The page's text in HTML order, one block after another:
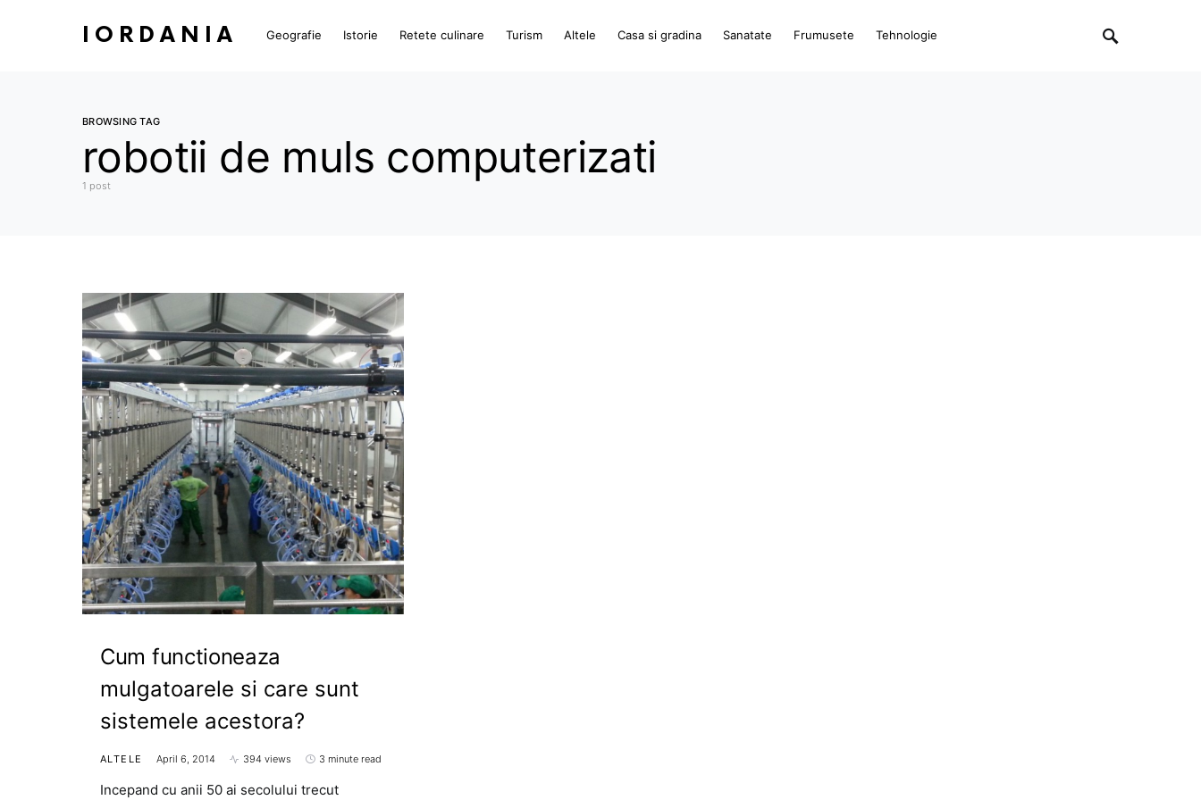
IORDANIA Geografie Istorie Retete culinare Turism Altele Casa si gradina Sanatate Frumusete Tehnologie
BROWSING TAG
robotii de muls computerizati
1 post
Cum functioneaza
mulgatoarele si care sunt
sistemele acestora?
ALTELE April 6, 2014 394 views 3 minute read
Incepand cu anii 50 ai secolului trecut